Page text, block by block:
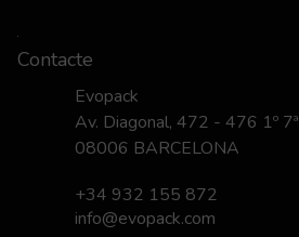
Contacte
Evopack
Av. Diagonal, 472 - 476 1º 7ª
08006 BARCELONA
+34 932 155 872
info@evopack.com